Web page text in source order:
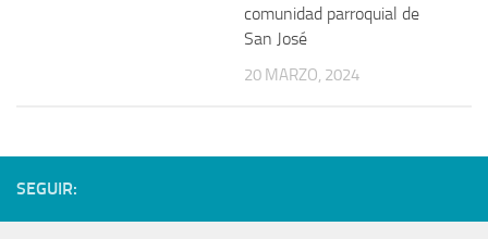
comunidad parroquial de
San José
20 MARZO, 2024
SEGUIR: